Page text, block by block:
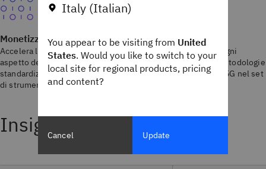
Monetizzazione del 5G e reti future per tutti i settori
Accelera l'operatività dell'infrastruttura 5G e automatizza ogni
aspetto della rete 5G. Gli esperti Sentaca implementano metodologie
standardizzate per implementare e integrare i componenti 5G nel set
di strumenti per la gestione del ciclo di vita.
Insight
Italy (Italian)
You appear to be visiting from United
States. Would you like to switch to your
local site for regional products, pricing
and content?
Cancel Update